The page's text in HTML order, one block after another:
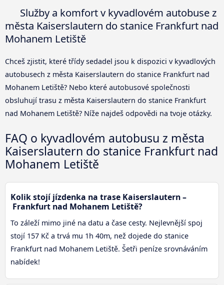
Služby a komfort v kyvadlovém autobuse z
města Kaiserslautern do stanice Frankfurt nad
Mohanem Letiště
Chceš zjistit, které třídy sedadel jsou k dispozici v kyvadlových
autobusech z města Kaiserslautern do stanice Frankfurt nad
Mohanem Letiště? Nebo které autobusové společnosti
obsluhují trasu z města Kaiserslautern do stanice Frankfurt
nad Mohanem Letiště? Níže najdeš odpovědi na tvoje otázky.
FAQ o kyvadlovém autobusu z města
Kaiserslautern do stanice Frankfurt nad
Mohanem Letiště
Kolik stojí jízdenka na trase Kaiserslautern –
Frankfurt nad Mohanem Letiště?
To záleží mimo jiné na datu a čase cesty. Nejlevnější spoj
stojí 157 Kč a trvá mu 1h 40m, než dojede do stanice
Frankfurt nad Mohanem Letiště. Šetři peníze srovnáváním
nabídek!